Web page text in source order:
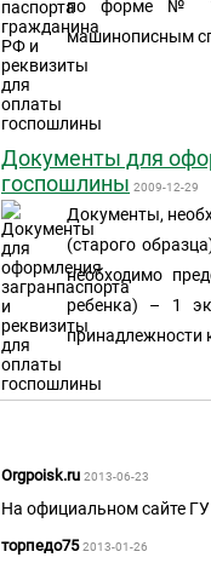
по форме № 1П
машинописным
Документы для
госпошлины 2009-12-29
Документы,
(старого
необходимо
ребенка) – 1
принадлежности
Orgpoisk.ru 2013-06-23
На официальном сайте
торпедо752013-01-26